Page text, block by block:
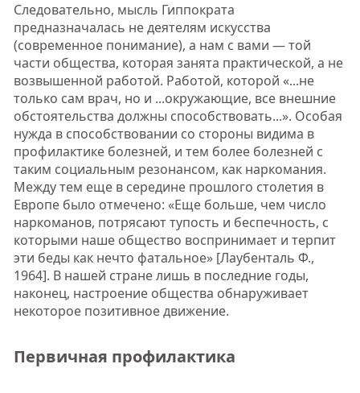
Следовательно, мысль Гиппократа
предназначалась не деятелям искусства
(современное понимание), а нам с вами — той
части общества, которая занята практической, а не
возвышенной работой. Работой, которой «...не
только сам врач, но и ...окружающие, все внешние
обстоятельства должны способствовать...». Особая
нужда в способствовании со стороны видима в
профилактике болезней, и тем более болезней с
таким социальным резонансом, как наркомания.
Между тем еще в середине прошлого столетия в
Европе было отмечено: «Еще больше, чем число
наркоманов, потрясают тупость и беспечность, с
которыми наше общество воспринимает и терпит
эти беды как нечто фатальное» [Лаубенталь Ф.,
1964]. В нашей стране лишь в последние годы,
наконец, настроение общества обнаруживает
некоторое позитивное движение.
Первичная профилактика